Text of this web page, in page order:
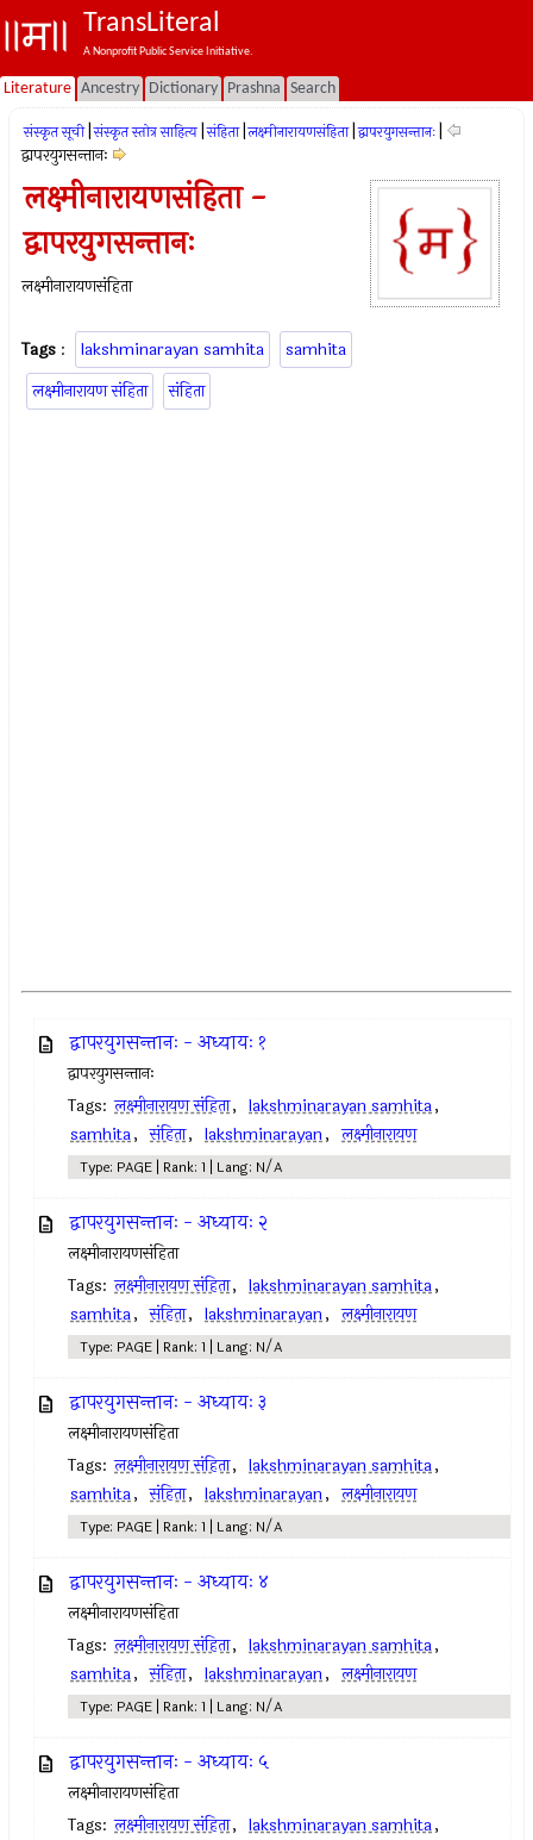
TransLiteral
A Nonprofit Public Service Initiative.
Literature Ancestry Dictionary Prashna Search
संस्कृत सूची संस्कृत स्तोत्र साहित्य संहिता लक्ष्मीनारायणसंहिता द्वापरयुगसन्तानः
द्वापरयुगसन्तानः
लक्ष्मीनारायणसंहिता -
द्वापरयुगसन्तानः
लक्ष्मीनारायणसंहिता
Tags : lakshminarayan samhita
samhita
लक्ष्मीनारायण संहिता
संहिता
द्वापरयुगसन्तानः - अध्यायः १
द्वापरयुगसन्तानः
Tags: लक्ष्मीनारायण संहिता, lakshminarayan samhita,
samhita, संहिता, lakshminarayan, लक्ष्मीनारायण
Type: PAGE | Rank: 1 | Lang: N/A
द्वापरयुगसन्तानः - अध्यायः २
लक्ष्मीनारायणसंहिता
Tags: लक्ष्मीनारायण संहिता, lakshminarayan samhita,
samhita, संहिता, lakshminarayan, लक्ष्मीनारायण
Type: PAGE | Rank: 1 | Lang: N/A
द्वापरयुगसन्तानः - अध्यायः ३
लक्ष्मीनारायणसंहिता
Tags: लक्ष्मीनारायण संहिता, lakshminarayan samhita,
samhita, संहिता, lakshminarayan, लक्ष्मीनारायण
Type: PAGE | Rank: 1 | Lang: N/A
द्वापरयुगसन्तानः - अध्यायः ४
लक्ष्मीनारायणसंहिता
Tags: लक्ष्मीनारायण संहिता, lakshminarayan samhita,
samhita, संहिता, lakshminarayan, लक्ष्मीनारायण
Type: PAGE | Rank: 1 | Lang: N/A
द्वापरयुगसन्तानः - अध्यायः ५
लक्ष्मीनारायणसंहिता
Tags: लक्ष्मीनारायण संहिता, lakshminarayan samhita,